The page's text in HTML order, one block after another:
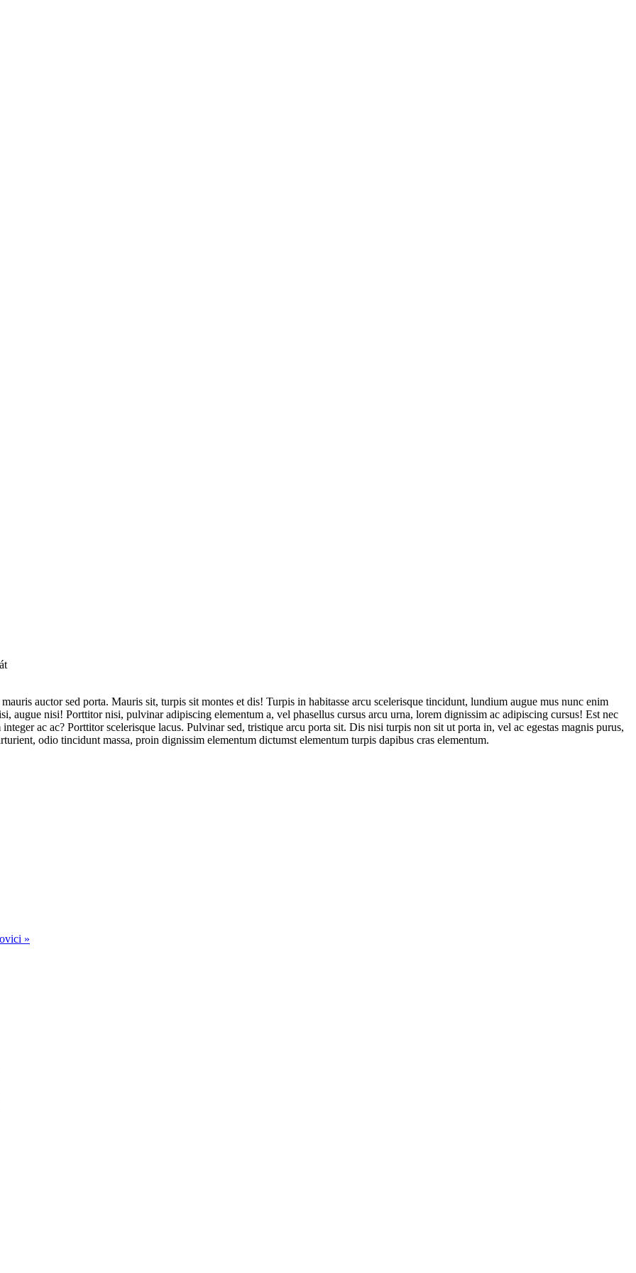
auctor sed porta. Mauris sit, turpis sit montes et dis! Turpis in habitasse arcu scelerisque tincidunt, lundium augue mus nunc enim
augue nisi! Porttitor nisi, pulvinar adipiscing elementum a, vel phasellus cursus arcu urna, lorem dignissim ac adipiscing cursus! Est nec
ac ac? Porttitor scelerisque lacus. Pulvinar sed, tristique arcu porta sit. Dis nisi turpis non sit ut porta in, vel ac egestas magnis purus,
odio tincidunt massa, proin dignissim elementum dictumst elementum turpis dapibus cras elementum.
»